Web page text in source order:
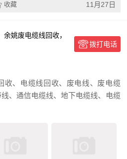
收藏 11月27日
姚废电缆线回收，
拨打电话
收、电缆线回收、废电线、废电缆
、通信电缆线、地下电缆线、电缆